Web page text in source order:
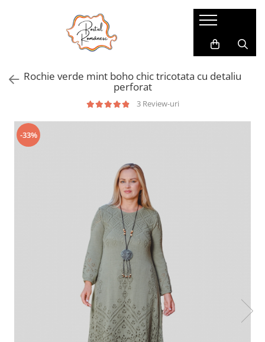
Pijamale Dama Marimi Mari
Pijamale Baieti
Pijamale Fetite
Imbracaminte copii
Imbracaminte Baieti
Rochie verde mint boho chic tricotata cu detaliu
perforat
3 Review-uri
-33%